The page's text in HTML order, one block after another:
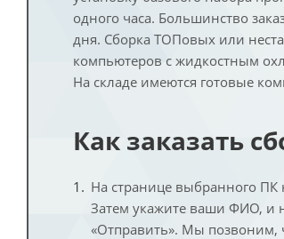
одного часа. Большинство
дня. Сборка ТОПовых или
компьютеров с жидкостным
На складе имеются готовые
Как заказать
На странице выбранного ПК
Затем укажите ваши ФИО, и
«Отправить». Мы позвоним,